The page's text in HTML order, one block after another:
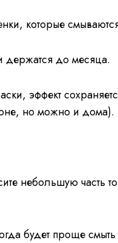
которые
до месяца.
эффект
но можно и дома).
небольшую часть
будет проще